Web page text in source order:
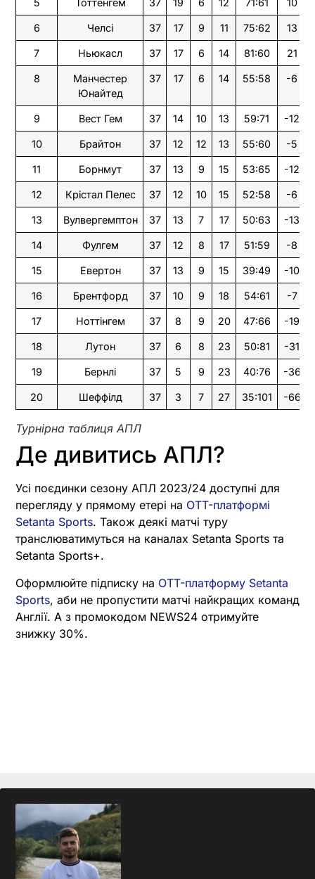
5 Тоттенгем 37 19 6 12 71:61 10
6 Челсі 37 17 9 11 75:62 13
7 Ньюкасл 37 17 6 14 81:60 21
8
Манчестер
Юнайтед
37 17 6 14 55:58 -6
9 Вест Гем 37 14 10 13 59:71 -12
10 Брайтон 37 12 12 13 55:60 -5
11 Борнмут 37 13 9 15 53:65 -12
12 Крістал Пелес 37 12 10 15 52:58 -6
13 Вулвергемптон 37 13 7 17 50:63 -13
14 Фулгем 37 12 8 17 51:59 -8
15 Евертон 37 13 9 15 39:49 -10
16 Брентфорд 37 10 9 18 54:61 -7
17 Ноттінгем 37 8 9 20 47:66 -19
18 Лутон 37 6 8 23 50:81 -31
19 Бернлі 37 5 9 23 40:76 -36
20 Шеффілд 37 3 7 27 35:101 -66
Турнірна таблиця АПЛ
Де дивитись АПЛ?
Усі поєдинки сезону АПЛ 2023/24 доступні для
перегляду у прямому етері на OTT-платформі
Setanta Sports. Також деякі матчі туру
транслюватимуться на каналах Setanta Sports та
Setanta Sports+.
Оформлюйте підписку на OTT-платформу Setanta
Sports, аби не пропустити матчі найкращих команд
Англії. А з промокодом NEWS24 отримуйте
знижку 30%.